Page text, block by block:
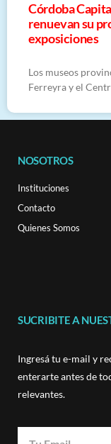
Córdoba
renuevan su
exposiciones
Los museos
Ferreyra y el
NOSOTROS
Instituciones
Contacto
Quienes Somos
SUCRIBITE A
Ingresá tu e-mail y
enterarte antes de
relevantes.